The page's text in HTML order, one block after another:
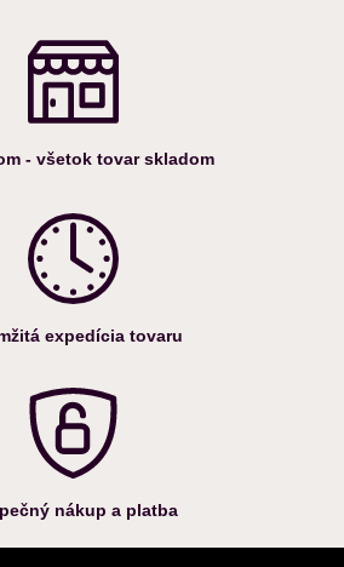
- všetok tovar skladom
expedícia tovaru
nákup a platba